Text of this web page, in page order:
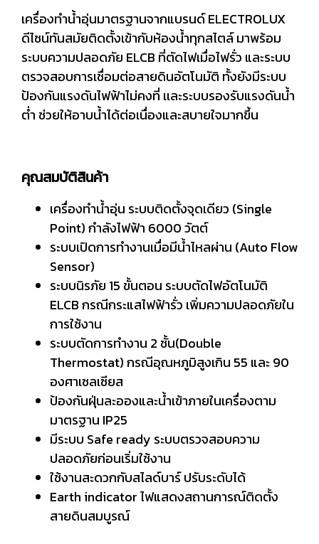
เครื่องทำน้ำอุ่นมาตรฐานจากแบรนด์ ELECTROLUX
ดีไซน์ทันสมัยติดตั้งเข้ากับห้องน้ำทุกสไตล์ มาพร้อม
ระบบความปลอดภัย ELCB ที่ตัดไฟเมื่อไฟรั่ว และระบบ
ตรวจสอบการเชื่อมต่อสายดินอัตโนมัติ ทั้งยังมีระบบ
ป้องกันแรงดันไฟฟ้าไม่คงที่ เเละระบบรองรับแรงดันน้ำ
ต่ำ ช่วยให้อาบน้ำได้ต่อเนื่องและสบายใจมากขึ้น
คุณสมบัติสินค้า
เครื่องทำน้ำอุ่น ระบบติดตั้งจุดเดียว (Single
Point) กำลังไฟฟ้า 6000 วัตต์
ระบบเปิดการทำงานเมื่อมีน้ำไหลผ่าน (Auto Flow
Sensor)
ระบบนิรภัย 15 ขั้นตอน ระบบตัดไฟอัตโนมัติ
ELCB กรณีกระแสไฟฟ้ารั่ว เพิ่มความปลอดภัยใน
การใช้งาน
ระบบตัดการทำงาน 2 ชั้น(Double
Thermostat) กรณีอุณหภูมิสูงเกิน 55 และ 90
องศาเซลเซียส
ป้องกันฝุ่นละอองและน้ำเข้าภายในเครื่องตาม
มาตรฐาน IP25
มีระบบ Safe ready ระบบตรวจสอบความ
ปลอดภัยก่อนเริ่มใช้งาน
ใช้งานสะดวกกับสไลด์บาร์ ปรับระดับได้
Earth indicator ไฟแสดงสถานการณ์ติดตั้ง
สายดินสมบูรณ์